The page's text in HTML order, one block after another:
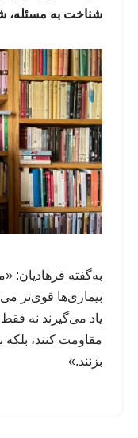
شناخت به
به‌گفته فرهادیان:
بیماری‌ها قوی‌تر
یاد می‌گیرند نه
مقاومت کنند،
بزنند.»